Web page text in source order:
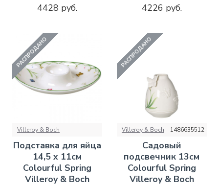
4428 руб.
4226 руб.
РАСПРОДАНО
Villeroy & Boch
Подставка для яйца
14,5 x 11см
Colourful Spring
Villeroy & Boch
РАСПРОДАНО
Villeroy & Boch 1486635512
Садовый
подсвечник 13см
Colourful Spring
Villeroy & Boch